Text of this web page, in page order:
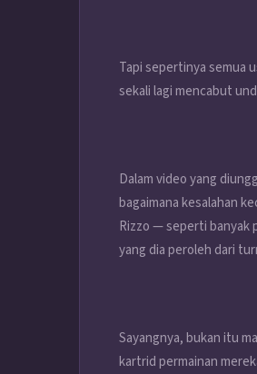
Tapi sepertinya semua
sekali lagi mencabut
Dalam video yang
bagaimana kesalahan
Rizzo — seperti banyak
yang dia peroleh dari
Sayangnya, bukan itu
kartrid permainan